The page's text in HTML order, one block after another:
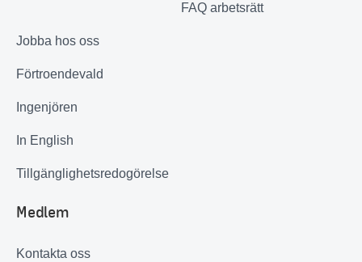
FAQ arbetsrätt
Jobba hos oss
Förtroendevald
Ingenjören
In English
Tillgänglighetsredogörelse
Medlem
Kontakta oss